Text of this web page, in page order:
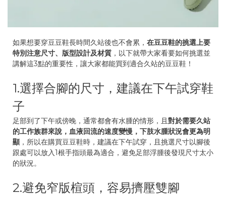
如果想要穿豆豆鞋長時間久站後也不會累， 在豆豆鞋的挑選上要
特別注意尺寸、版型設計及材質 ，以下就帶大家看要如何挑選並
講解這3點的重要性，讓大家都能買到適合久站的豆豆鞋！
1.選擇合腳的尺寸，建議在下午試穿鞋
子
足部到了下午或傍晚，通常都會有水腫的情形，且對於需要久站
的工作族群來說，血液回流的速度變慢，下肢水腫狀況會更為明
顯，所以在購買豆豆鞋時，建議在下午試穿，且挑選尺寸以腳後
跟處可以放入1根手指頭最為適合，避免足部浮腫後發現尺寸太小
的狀況。
2.避免窄版楦頭，容易擠壓雙腳